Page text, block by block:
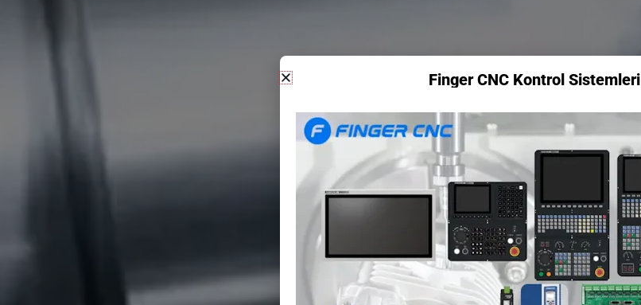
Finger CNC Kontrol Sistemleri